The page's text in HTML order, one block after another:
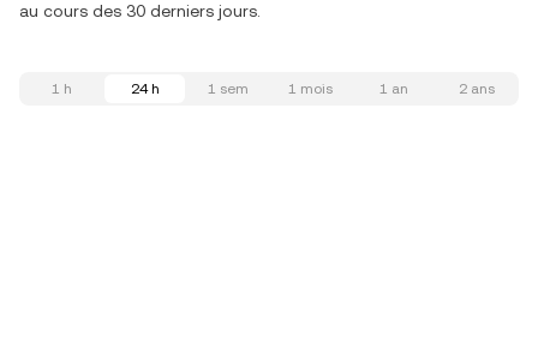
au cours des 30 derniers jours.
1 h 24 h 1 sem 1 mois 1 an 2 ans